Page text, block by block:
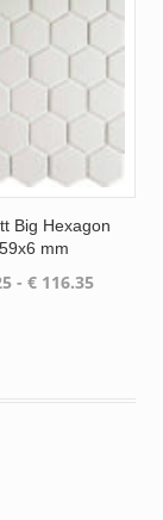
Big Hexagon
mm
- € 116.35